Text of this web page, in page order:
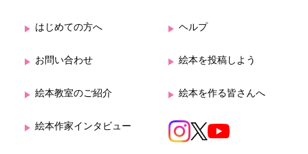
はじめての方へ ヘルプ
お問い合わせ 絵本を投稿しよう
絵本教室のご紹介 絵本を作る皆さんへ
絵本作家インタビュー